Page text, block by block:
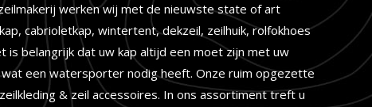
werken wij met de nieuwste state of art
cabrioletkap, wintertent, dekzeil, zeilhuik, rolfokhoes
is belangrijk dat uw kap altijd een moet zijn met uw
een watersporter nodig heeft. Onze ruim opgezette
& zeil accessoires. In ons assortiment treft u